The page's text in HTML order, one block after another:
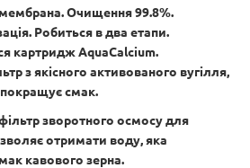
Очищення 99.8%.
Робиться в два етапи.
картридж AquaCalcium.
з якісного активованого вугілля,
смак.
зворотного осмосу для
отримати воду, яка
кавового зерна.